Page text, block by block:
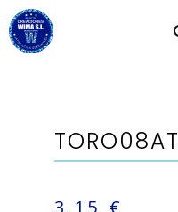
TORO08AT
3,15 €